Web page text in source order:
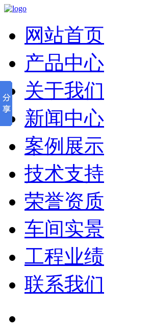
网站首页
产品中心
关于我们
新闻中心
案例展示
技术支持
荣誉资质
车间实景
工程业绩
联系我们